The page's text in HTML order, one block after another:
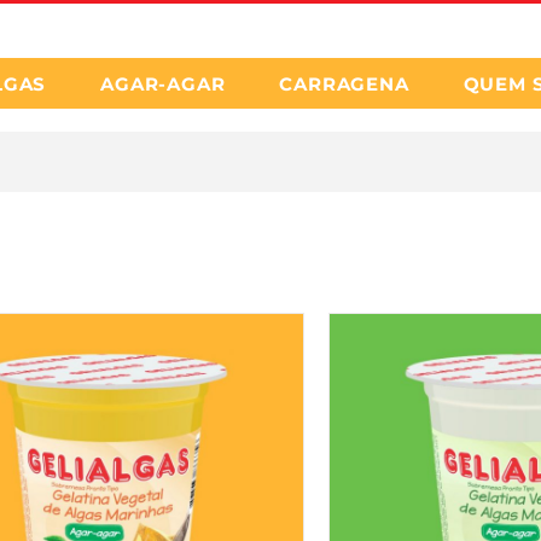
AGAR-AGAR CARRAGENA QUEM